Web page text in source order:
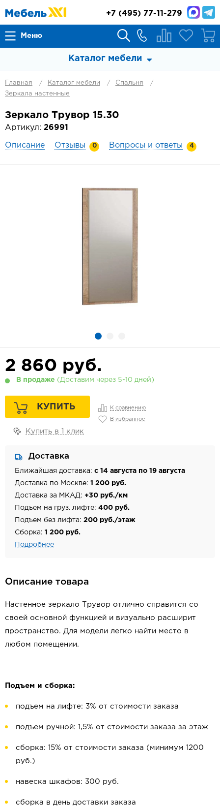
Меню
+7 (495) 77-11-279
Каталог мебели
Главная Каталог мебели
Спальня
Зеркала настенные
Зеркало Трувор 15.30
Артикул: 26991
Описание Отзывы 0 Вопросы и ответы 4
2 860 руб.
В продаже (Доставим через 5-10 дней)
КУПИТЬ К сравнению
В избранное
Купить в 1 клик
Доставка
Ближайшая доставка: с 14 августа по 19 августа
Доставка по Москве: 1 200 руб.
Доставка за МКАД: +30 руб./км
Подъем на груз. лифте: 400 руб.
Подъем без лифта: 200 руб./этаж
Сборка: 1 200 руб.
Подробнее
Описание товара
Настенное зеркало Трувор отлично справится со
своей основной функцией и визуально расширит
пространство. Для модели легко найти место в
любом помещении.
Подъем и сборка:
подъем на лифте: 3% от стоимости заказа
подъем ручной: 1,5% от стоимости заказа за этаж
сборка: 15% от стоимости заказа (минимум 1200
руб.)
навеска шкафов: 300 руб.
сборка в день доставки заказа